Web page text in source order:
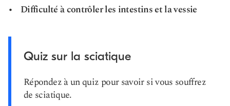
Difficulté à contrôler les intestins et la vessie
Quiz sur la sciatique
Répondez à un quiz pour savoir si vous souffrez
de sciatique.